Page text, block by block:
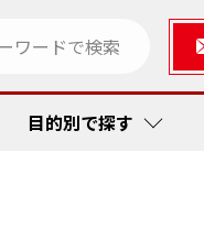
目的別で探す